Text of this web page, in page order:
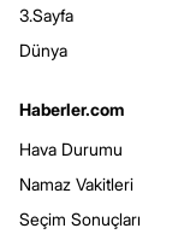
3.Sayfa
Dünya
Haberler.com
Hava Durumu
Namaz Vakitleri
Seçim Sonuçları